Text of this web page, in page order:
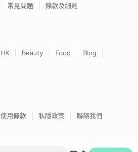
常見問題 條款及細則
HK Beauty Food
Blog
使用條款 私隱政策 聯絡我們